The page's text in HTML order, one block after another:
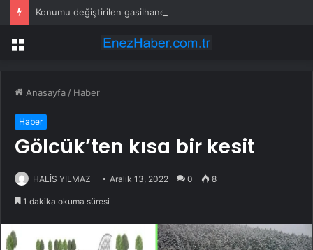
Konumu değiştirilen gasilhane tepkilere neden oldu
Menü
Anasayfa / Haber
Haber
Gölcük’ten kısa bir kesit
HALİS YILMAZ Aralık 13, 2022 0 8
1 dakika okuma süresi